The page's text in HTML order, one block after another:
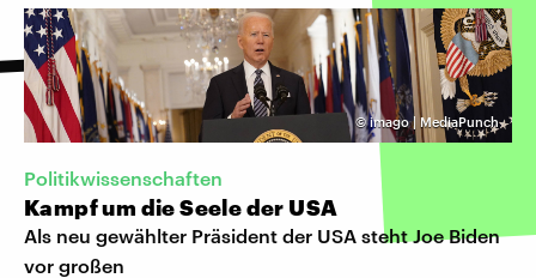
©imago | MediaPunch
Politikwissenschaften
Kampf um die Seele der USA
Als neu gewählter Präsident der USA steht Joe Biden
vor großen